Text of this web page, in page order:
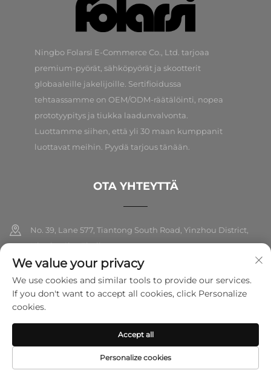
Ningbo Folarsi E-Commerce Co., Ltd. tarjoaa
premium-pyörät, sähköpyörät ja skootterit
globaaleille jakelijoille. Sertifioidussa
tehtaassamme on OEM/ODM-räätälöinti, nopea
prototyypitys ja tiukka laadunvalvonta.
Luottamme siihen, että yli 30 maan kumppanit
luottavat meihin. Pyydä tarjous tänään.
OTA YHTEYTTÄ
No. 39, Lane 577, Tiantong South Road, Yinzhou District,
Ningbo City, Zhejiang
+86-18989326021
[email protected]
Tekijänoikeus © 2026 Ningbo Folarsi E-Commerce Co., Ltd. Kaikki
oikeudet pidätetty. Tietosuojakäytäntö
We value your privacy
We use cookies and similar tools to provide our services.
If you don't want to accept all cookies, click Personalize
cookies.
Personalize cookies
Accept all